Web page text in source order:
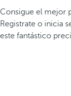
Consigue el mejor
Registrate o inicia
este fantástico